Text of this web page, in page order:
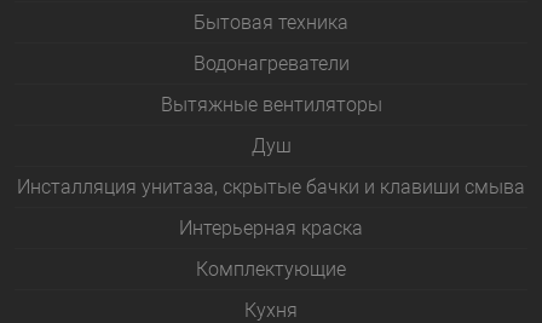
Бытовая техника
Водонагреватели
Вытяжные вентиляторы
Душ
Инсталляция унитаза, скрытые бачки и клавиши смыва
Интерьерная краска
Комплектующие
Кухня